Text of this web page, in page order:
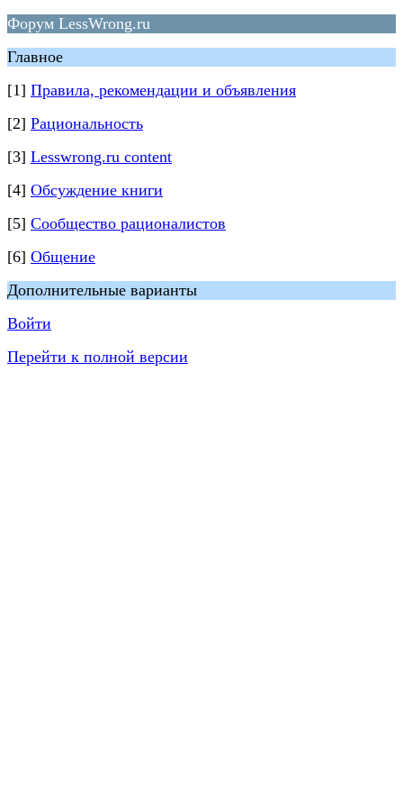
Форум LessWrong.ru
Главное
[1] Правила, рекомендации и объявления
[2] Рациональность
[3] Lesswrong.ru content
[4] Обсуждение книги
[5] Сообщество рационалистов
[6] Общение
Дополнительные варианты
Войти
Перейти к полной версии